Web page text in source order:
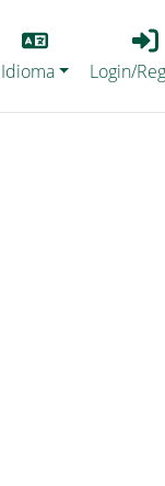
Lang
Idioma Login/